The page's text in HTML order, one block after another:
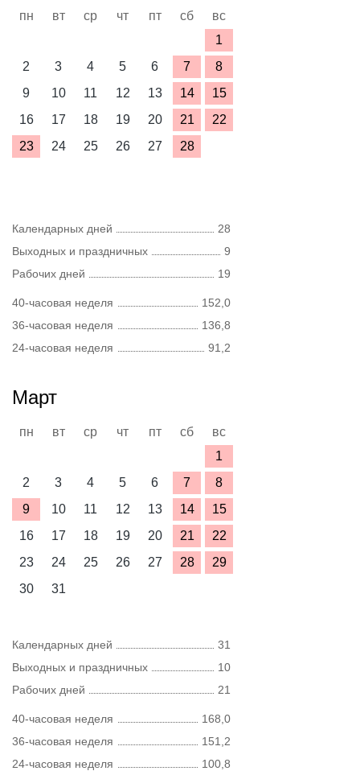
пн вт ср чт пт сб
вс
1
2
3 4 5 6 7
8
9
10 11 12 13 14
15
16
17 18 19 20 21
22
23
24 25 26 27 28
Календарных дней
28
Выходных и праздничных
9
Рабочих дней
19
40-часовая неделя
152,0
36-часовая неделя
136,8
24-часовая неделя
91,2
Март
пн вт ср чт пт сб
вс
1
2
3 4 5 6 7
8
9
10 11 12 13 14
15
16
17 18 19 20 21
22
23
24 25 26 27 28
29
30
31
Календарных дней
31
Выходных и праздничных
10
Рабочих дней
21
40-часовая неделя
168,0
36-часовая неделя
151,2
24-часовая неделя
100,8